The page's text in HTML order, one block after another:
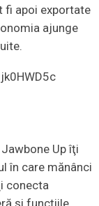
fi apoi exportate
ajunge
Up îţi
în care mănânci
conecta
şi funcţiile